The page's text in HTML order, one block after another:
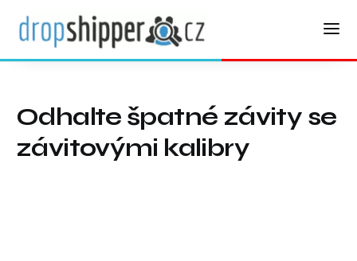
Odhalte špatné závity se
závitovými kalibry